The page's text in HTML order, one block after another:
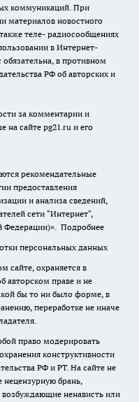
коммуникаций. При
материалов новостного
теле- радиосообщениях
в Интернет-
в противном
РФ об авторских и
за комментарии и
на сайте pg21.ru и его
рекомендательные
предоставления
и анализа сведений,
сети "Интернет",
Федерации)». Подробнее
персональных данных
сайте, охраняется в
авторском праве и не
бы то ни было форме, в
переработке не иначе
право модерировать
конструктивности
РФ и РТ. На сайте не
брань,
ненависть или